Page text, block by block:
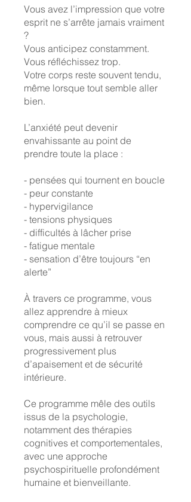
Vous avez l’impression que votre
esprit ne s’arrête jamais vraiment
?
Vous anticipez constamment.
Vous réfléchissez trop.
Votre corps reste souvent tendu,
même lorsque tout semble aller
bien.
L’anxiété peut devenir
envahissante au point de
prendre toute la place :
- pensées qui tournent en boucle
- peur constante
- hypervigilance
- tensions physiques
- difficultés à lâcher prise
- fatigue mentale
- sensation d’être toujours “en
alerte”
À travers ce programme, vous
allez apprendre à mieux
comprendre ce qu’il se passe en
vous, mais aussi à retrouver
progressivement plus
d’apaisement et de sécurité
intérieure.
Ce programme mêle des outils
issus de la psychologie,
notamment des thérapies
cognitives et comportementales,
avec une approche
psychospirituelle profondément
humaine et bienveillante.